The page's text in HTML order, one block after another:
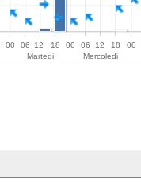
00 06
12
Martedi
18 00 06
12
Mercoledi
18 00